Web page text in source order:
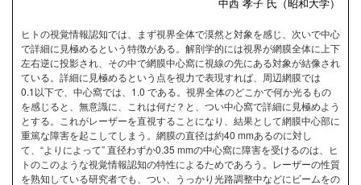
ヒトの視覚情報認知では、まず視界全体で漠然と対象を感じ、次いで中心
で詳細に見極めるという特徴がある。解剖学的には視界が網膜全体に上下
左右逆に投影され、その中で網膜中心窩に視線の先にある対象が結像され
ている。詳細に見極めるという点を視力で表現すれば、周辺網膜では
0.1以下で、中心窩では、1.0 である。視界全体のどこかで何か光るもの
を感じると、無意識に、これは何だ？と、つい中心窩で詳細に見極めよう
とする。これがレーザーを直視することになり、結果として網膜中心部に
重篤な障害を起こしてしまう。網膜の直径は約40 mmあるのに対し
て、“よりによって” 直径わずか0.35 mmの中心窩に障害を受けるのは、ヒ
トのこのような視覚情報認知の特性によるためであろう。レーザーの性質
を熟知している研究者でも、つい、うっかり光路調整中などにビームをの